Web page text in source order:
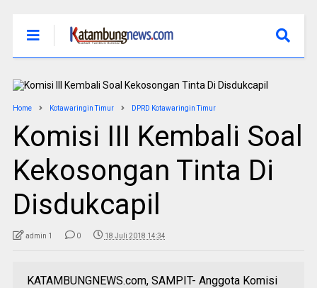
Home Kotawaringin Timur DPRD Kotawaringin Timur
Komisi III Kembali Soal
Kekosongan Tinta Di
Disdukcapil
admin 1 0 18 Juli 2018 14:34
KATAMBUNGNEWS.com, SAMPIT- Anggota Komisi